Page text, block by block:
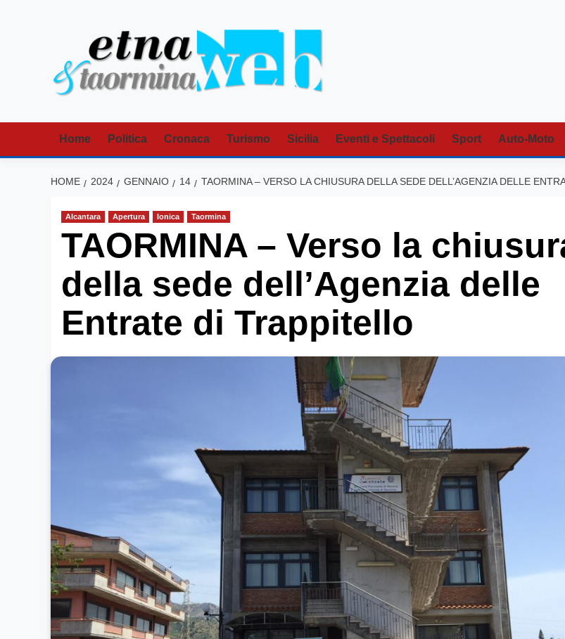
Home Politica Cronaca Turismo Sicilia Eventi e Spettacoli Sport Auto-Moto
HOME 2024 GENNAIO 14 TAORMINA – VERSO LA CHIUSURA DELLA SEDE DELL’AGENZIA DELLE
Alcantara Apertura Ionica Taormina
TAORMINA – Verso la
della sede dell’Agenzia delle
Entrate di Trappitello